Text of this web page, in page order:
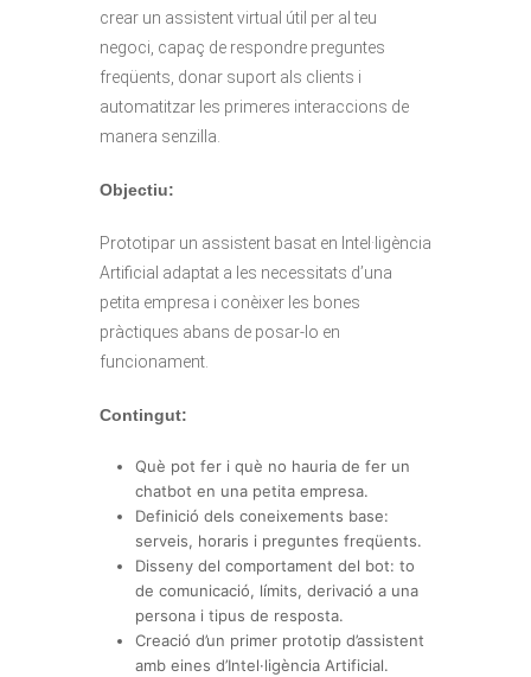
crear un assistent virtual útil per al teu
negoci, capaç de respondre preguntes
freqüents, donar suport als clients i
automatitzar les primeres interaccions de
manera senzilla.
Objectiu:
Prototipar un assistent basat en Intel·ligència
Artificial adaptat a les necessitats d’una
petita empresa i conèixer les bones
pràctiques abans de posar-lo en
funcionament.
Contingut:
Què pot fer i què no hauria de fer un
chatbot en una petita empresa.
Definició dels coneixements base:
serveis, horaris i preguntes freqüents.
Disseny del comportament del bot: to
de comunicació, límits, derivació a una
persona i tipus de resposta.
Creació d’un primer prototip d’assistent
amb eines d’Intel·ligència Artificial.